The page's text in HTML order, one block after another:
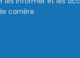
carrière